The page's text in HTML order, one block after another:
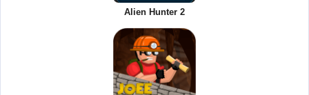
Alien Hunter 2